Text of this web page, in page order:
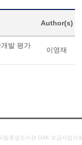
Author(s)
발 평가
이영재
립중앙도서관 OAK 보급사업